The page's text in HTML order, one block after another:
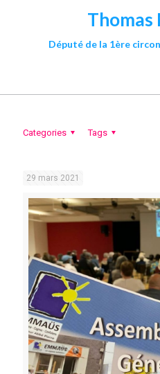
Thomas
Député de la 1ère
Categories Tags
29 mars 2021